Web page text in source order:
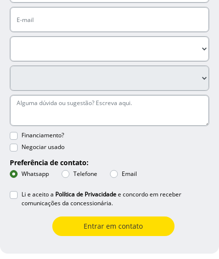
Financiamento?
Negociar usado
Preferência de contato:
Whatsapp Telefone Email
Li e aceito a Política de Privacidadee concordo em receber
comunicações da concessionária.
Entrar em contato